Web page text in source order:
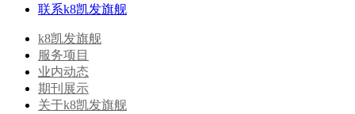
联系k8凯发旗舰
k8凯发旗舰
服务项目
业内动态
期刊展示
关于k8凯发旗舰